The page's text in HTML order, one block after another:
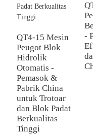
QT4-15 Mesin
Peugot Blok
Hidrolik
Otomatis -
Pemasok &
Pabrik China
untuk Trotoar
dan Blok Padat
Berkualitas
Tinggi
-